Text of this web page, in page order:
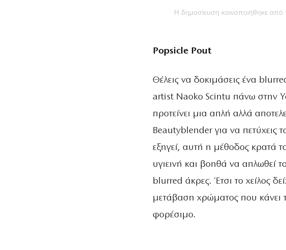
Η δημοσίευση κοινοποιήθηκε
Popsicle Pout
Θέλεις να δοκιμάσεις ένα
artist Naoko Scintu πάνω στην
προτείνει μια απλή αλλά
Beautyblender για να πετύχεις
εξηγεί, αυτή η μέθοδος κρατά
υγιεινή και βοηθά να
blurred άκρες. Έτσι το χείλος
μετάβαση χρώματος που κάνει
φορέσιμο.